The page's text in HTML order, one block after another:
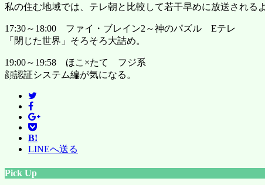
私の住む地域では、テレ朝と比較して若干早めに放送されるよ
17:30～18:00 ファイ・ブレイン2～神のパズル Eテレ
「閉じた世界」そろそろ大詰め。
19:00～19:58 ほこ×たて フジ系
顔認証システム編が気になる。
B!
LINEへ送る
Pick Up